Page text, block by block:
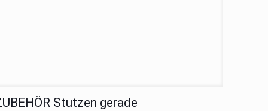
Stutzen gerade